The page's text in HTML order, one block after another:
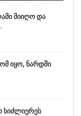
მიიღო და
იყო, ნარდში
სიძლიერეს